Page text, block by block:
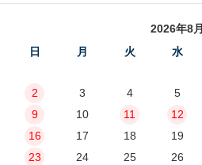
2026年8月
日
月 火 水
2
3 4 5
9
10 11 12
16
17 18 19
23
24 25 26